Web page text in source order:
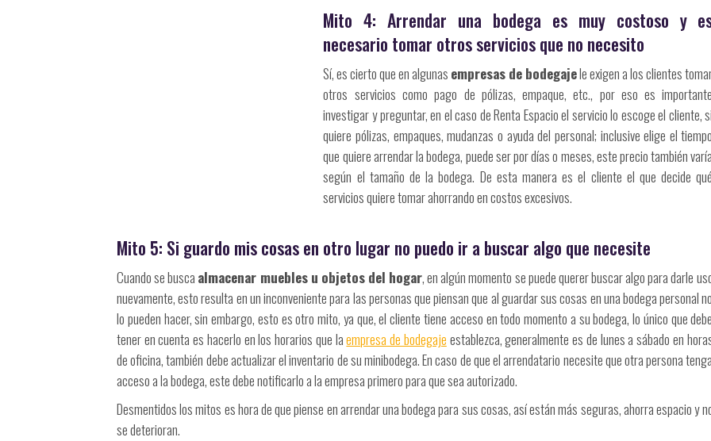
Mito 4: Arrendar una bodega es muy costoso y
necesario tomar otros servicios que no necesito
Sí, es cierto que en algunas empresas de bodegajele exigen a los clientes
otros servicios como pago de pólizas, empaque, etc., por eso es importante
investigar y preguntar, en el caso de Renta Espacio el servicio lo escoge el cliente, si
quiere pólizas, empaques, mudanzas o ayuda del personal; inclusive elige el tiempo
que quiere arrendar la bodega, puede ser por días o meses, este precio también varía
según el tamaño de la bodega. De esta manera es el cliente el que decide qué
servicios quiere tomar ahorrando en costos excesivos.
Mito 5: Si guardo mis cosas en otro lugar no puedo ir a buscar algo que necesite
Cuando se busca almacenar muebles u objetos del hogar, en algún momento se puede querer buscar algo para darle
nuevamente, esto resulta en un inconveniente para las personas que piensan que al guardar sus cosas en una bodega personal no
lo pueden hacer, sin embargo, esto es otro mito, ya que, el cliente tiene acceso en todo momento a su bodega, lo único que debe
tener en cuenta es hacerlo en los horarios que laempresa de bodegaje establezca, generalmente es de lunes a sábado en
de oficina, también debe actualizar el inventario de su minibodega. En caso de que el arrendatario necesite que otra persona tenga
acceso a la bodega, este debe notificarlo a la empresa primero para que sea autorizado.
Desmentidos los mitos es hora de que piense en arrendar una bodega para sus cosas, así están más seguras, ahorra espacio y
se deterioran.